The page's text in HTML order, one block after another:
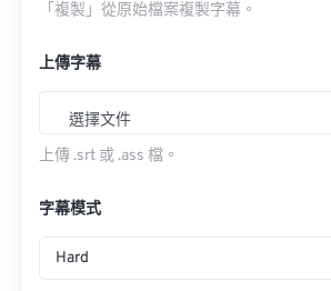
「複製」從原始檔案複製字幕。
上傳字幕
選擇文件
上傳 .srt 或 .ass 檔。
字幕模式
Hard